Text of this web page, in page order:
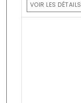
VOIR LES DÉTAILS